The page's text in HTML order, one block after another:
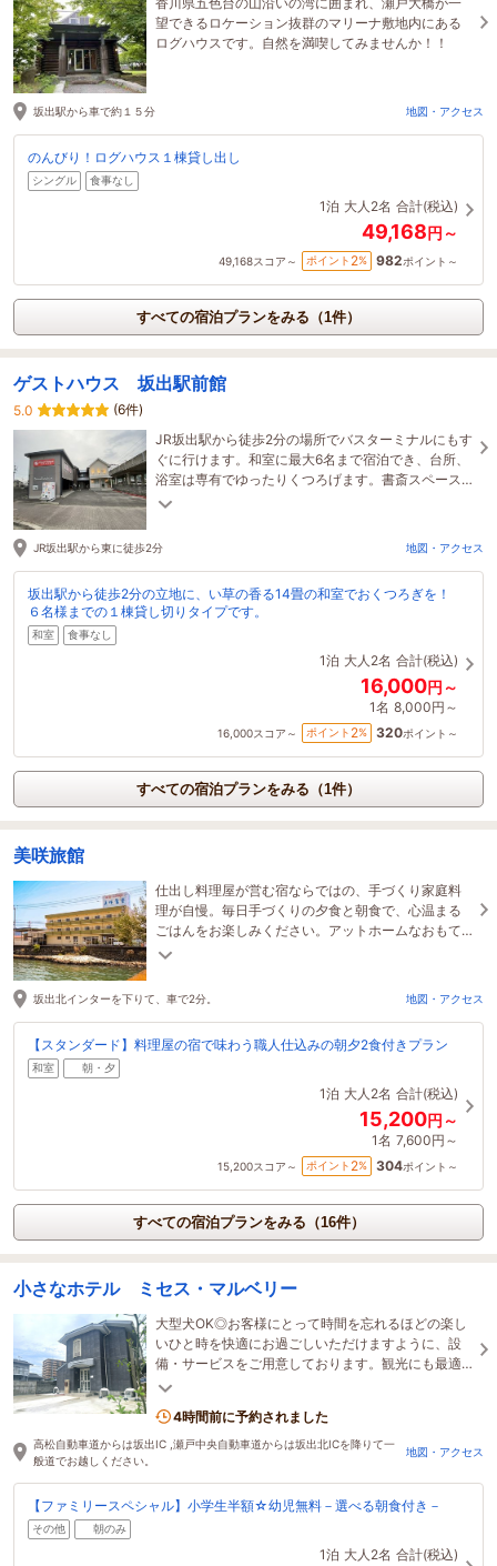
望できるロケーション抜群のマリーナ敷地内にある
ログハウスです。自然を満喫してみませんか！！
坂出駅から車で約１５分 地図・アクセス
のんびり！ログハウス１棟貸し出し
シングル 食事なし
1泊 大人2名 合計(税込)
49,168円～
49,168スコア～ ポイント 2% 982ポイント～
すべての宿泊プランをみる（1件）
ゲストハウス 坂出駅前館
5.0
(6件)
JR坂出駅から徒歩2分の場所でバスターミナルにもす
ぐに行けます。和室に最大6名まで宿泊でき、台所、
浴室は専有でゆったりくつろげます。書斎スペース
も完備。2世帯の家族旅行や出張での利用に便利で
JR坂出駅から東に徒歩2分 地図・アクセス
坂出駅から徒歩2分の立地に、い草の香る14畳の和室でおくつろぎを！
６名様までの１棟貸し切りタイプです。
和室 食事なし
1泊 大人2名 合計(税込)
16,000円～
1名 8,000円～
16,000スコア～ ポイント 2% 320ポイント～
すべての宿泊プランをみる（1件）
美咲旅館
仕出し料理屋が営む宿ならではの、手づくり家庭料
理が自慢。毎日手づくりの夕食と朝食で、心温まる
ごはんをお楽しみください。アットホームなおもて
なしで、ゆっくりお寛ぎいただけます。
坂出北インターを下りて、車で2分。 地図・アクセス
【スタンダード】料理屋の宿で味わう職人仕込みの朝夕2食付きプラン
和室 朝・夕
1泊 大人2名 合計(税込)
15,200円～
1名 7,600円～
15,200スコア～ ポイント 2% 304ポイント～
すべての宿泊プランをみる（16件）
小さなホテル ミセス・マルベリー
大型犬OK◎お客様にとって時間を忘れるほどの楽し
いひと時を快適にお過ごしいただけますように、設
備・サービスをご用意しております。観光にも最適
なロケーションで、あなたをお待ちしています。
4時間前に予約されました
高松自動車道からは坂出IC ,瀬戸中央自動車道からは坂出北ICを降りて一
般道でお越しください。
地図・アクセス
【ファミリースペシャル】小学生半額☆幼児無料－選べる朝食付き－
その他 朝のみ
1泊 大人2名 合計(税込)